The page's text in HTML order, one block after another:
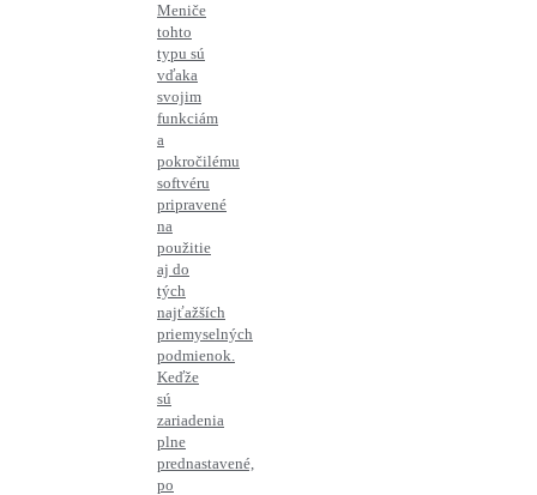
Meniče
tohto
typu sú
vďaka
svojim
funkciám
a
pokročilému
softvéru
pripravené
na
použitie
aj do
tých
najťažších
priemyselných
podmienok.
Keďže
sú
zariadenia
plne
prednastavené,
po